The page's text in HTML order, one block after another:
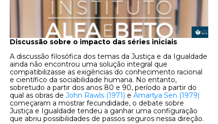
Discussão sobre o impacto das séries iniciais
A discussão filosófica dos temas da Justiça e da Igualdade
ainda não encontrou uma solução integral que
compatibilizasse as exigências do conhecimento racional
e científico da sociabilidade humana. No entanto,
sobretudo a partir dos anos 80 e 90, período a partir do
qual as obras de John Rawls (1971) e Amartya Sen (1979)
começaram a mostrar fecundidade, o debate sobre
Justiça e Igualdade tendeu a ganhar uma configuração
que abriu possibilidades de passos seguros nessa direção.